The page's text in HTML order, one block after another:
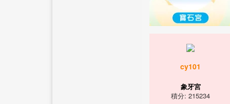
cy101
象牙宮
積分: 215234